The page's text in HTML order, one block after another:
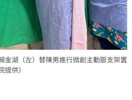
金湖（左）替陳男進行微創主動脈支架置
供）